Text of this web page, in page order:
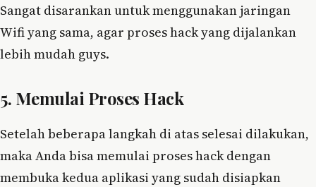
Sangat disarankan untuk menggunakan jaringan
Wifi yang sama, agar proses hack yang dijalankan
lebih mudah guys.
5. Memulai Proses Hack
Setelah beberapa langkah di atas selesai dilakukan,
maka Anda bisa memulai proses hack dengan
membuka kedua aplikasi yang sudah disiapkan